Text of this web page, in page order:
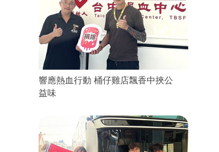
響應熱血行動 桶仔雞店飄香中挾公
益味